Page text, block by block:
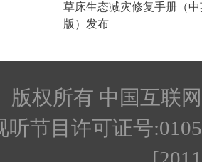
版权所有 中国互联
听节目许可证号